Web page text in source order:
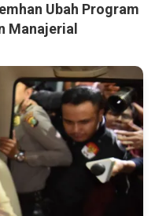
Ubah Program
Manajerial